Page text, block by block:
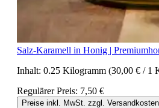
Salz-Karamell in Honig |
Inhalt: 0.25 Kilogramm (30,00 € / 1
Regulärer Preis: 7,50 €
Preise inkl. MwSt. zzgl. Versandkosten